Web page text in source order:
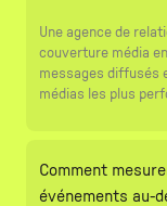
Une agence de
couverture média
messages diffusés
médias les plus
Comment
événements au-